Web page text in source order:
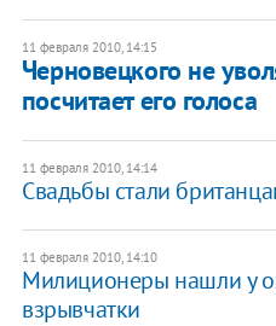
11 февраля 2010, 14:15
Черновецкого не
посчитает его голоса
11 февраля 2010, 14:14
Свадьбы стали
11 февраля 2010, 14:10
Милиционеры нашли у
взрывчатки